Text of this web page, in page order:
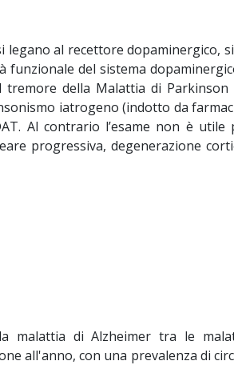
legano al recettore dopaminergico,
funzionale del sistema
della Malattia di Parkinson
iatrogeno (indotto da
Al contrario l’esame non è utile
progressiva, degenerazione
malattia di Alzheimer tra le
all'anno, con una prevalenza di